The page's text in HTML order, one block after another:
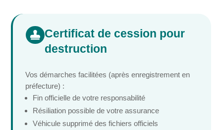
 Certificat de cession pour
destruction
Vos démarches facilitées (après enregistrement en
préfecture) :
Fin officielle de votre responsabilité
Résiliation possible de votre assurance
Véhicule supprimé des fichiers officiels